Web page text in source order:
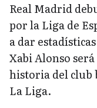
Real Madrid
por la Liga de
a dar
Xabi Alonso
historia del club
La Liga.